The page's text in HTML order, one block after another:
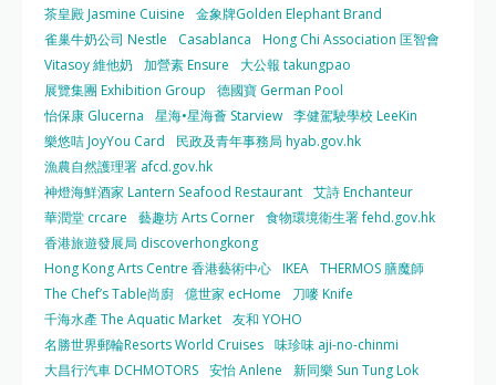
茶皇殿 Jasmine Cuisine
金象牌Golden Elephant Brand
雀巢牛奶公司 Nestle
Casablanca
Hong Chi Association 匡智會
Vitasoy 維他奶
加營素 Ensure
大公報 takungpao
展覽集團 Exhibition Group
德國寶 German Pool
怡保康 Glucerna
星海•星海薈 Starview 李健駕駛學校 LeeKin
樂悠咭 JoyYou Card
民政及青年事務局 hyab.gov.hk
漁農自然護理署 afcd.gov.hk
神燈海鮮酒家 Lantern Seafood Restaurant 艾詩 Enchanteur
華潤堂 crcare
藝趣坊 Arts Corner 食物環境衛生署 fehd.gov.hk
香港旅遊發展局 discoverhongkong
Hong Kong Arts Centre 香港藝術中心 IKEA THERMOS 膳魔師
The Chef’s Table尚廚 億世家 ecHome
刀嘜 Knife
千海水產 The Aquatic Market 友和 YOHO
名勝世界郵輪Resorts World Cruises 味珍味 aji-no-chinmi
大昌行汽車 DCHMOTORS 安怡 Anlene
新同樂 Sun Tung Lok